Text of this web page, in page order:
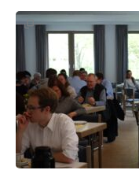
Das
Netzwerk
Häufige
Fragen
Unsere
Gruppen